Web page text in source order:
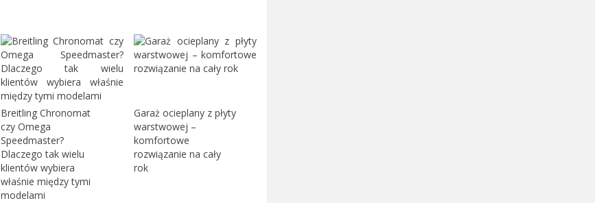
Breitling Chronomat
czy Omega
Speedmaster?
Dlaczego tak wielu
klientów wybiera
właśnie między tymi
modelami
Garaż ocieplany z płyty
warstwowej –
komfortowe
rozwiązanie na cały
rok